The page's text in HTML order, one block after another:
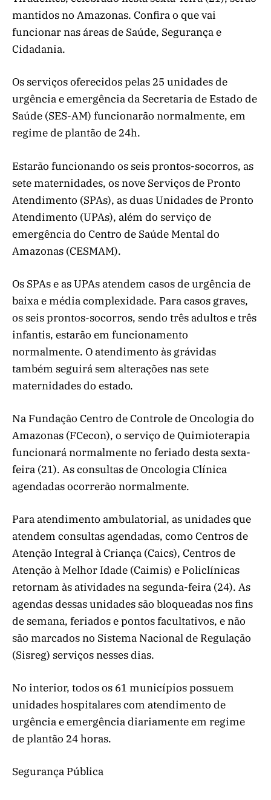
mantidos no Amazonas. Confira o que vai
funcionar nas áreas de Saúde, Segurança e
Cidadania.
Os serviços oferecidos pelas 25 unidades de
urgência e emergência da Secretaria de Estado de
Saúde (SES-AM) funcionarão normalmente, em
regime de plantão de 24h.
Estarão funcionando os seis prontos-socorros, as
sete maternidades, os nove Serviços de Pronto
Atendimento (SPAs), as duas Unidades de Pronto
Atendimento (UPAs), além do serviço de
emergência do Centro de Saúde Mental do
Amazonas (CESMAM).
Os SPAs e as UPAs atendem casos de urgência de
baixa e média complexidade. Para casos graves,
os seis prontos-socorros, sendo três adultos e três
infantis, estarão em funcionamento
normalmente. O atendimento às grávidas
também seguirá sem alterações nas sete
maternidades do estado.
Na Fundação Centro de Controle de Oncologia do
Amazonas (FCecon), o serviço de Quimioterapia
funcionará normalmente no feriado desta sexta-
feira (21). As consultas de Oncologia Clínica
agendadas ocorrerão normalmente.
Para atendimento ambulatorial, as unidades que
atendem consultas agendadas, como Centros de
Atenção Integral à Criança (Caics), Centros de
Atenção à Melhor Idade (Caimis) e Policlínicas
retornam às atividades na segunda-feira (24). As
agendas dessas unidades são bloqueadas nos fins
de semana, feriados e pontos facultativos, e não
são marcados no Sistema Nacional de Regulação
(Sisreg) serviços nesses dias.
No interior, todos os 61 municípios possuem
unidades hospitalares com atendimento de
urgência e emergência diariamente em regime
de plantão 24 horas.
Segurança Pública